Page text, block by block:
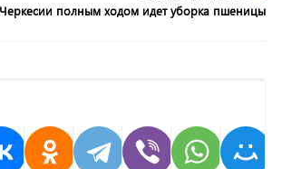
полным ходом идет уборка пшеницы